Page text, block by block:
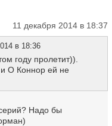
11 декабря 2014 в 18:37
в 18:36
году пролетит)).
О Коннор ей не
Надо бы